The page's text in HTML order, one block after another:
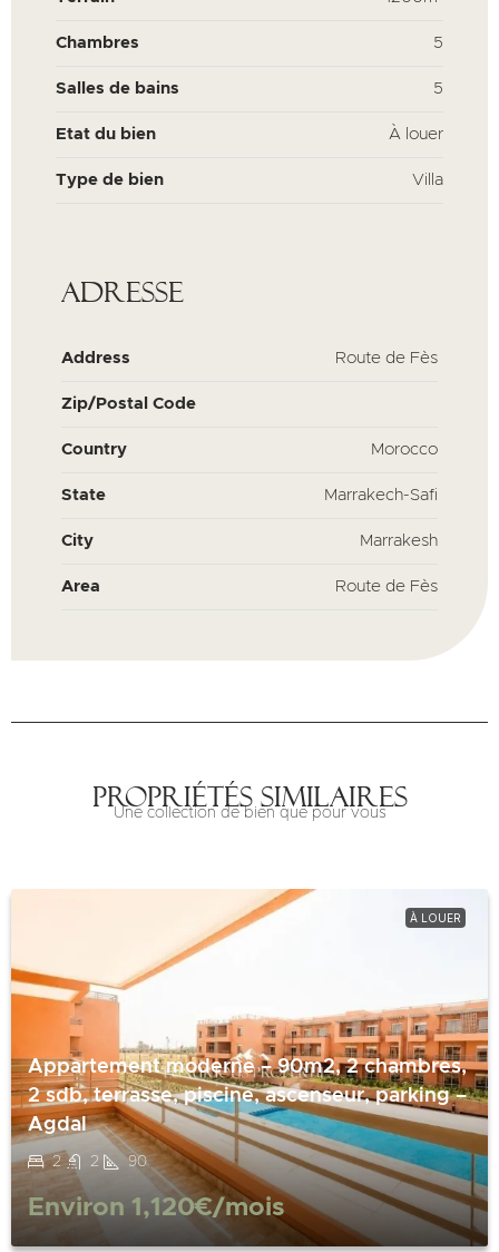
Chambres 5
Salles de bains 5
Etat du bien À louer
Type de bien Villa
Adresse
Address Route de Fès
Zip/Postal Code
Country Morocco
State Marrakech-Safi
City Marrakesh
Area Route de Fès
Propriétés similaires
Une collection de bien que pour vous
À LOUER
Appartement moderne – 90m2, 2 chambres,
2 sdb, terrasse, piscine, ascenseur, parking –
Agdal
2 2 90
Environ 1,120€/mois